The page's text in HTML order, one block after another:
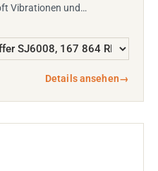
Vibrationen und…
Details ansehen→